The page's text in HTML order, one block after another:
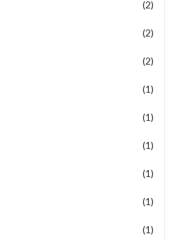
(2)
(2)
(2)
(1)
(1)
(1)
(1)
(1)
(1)